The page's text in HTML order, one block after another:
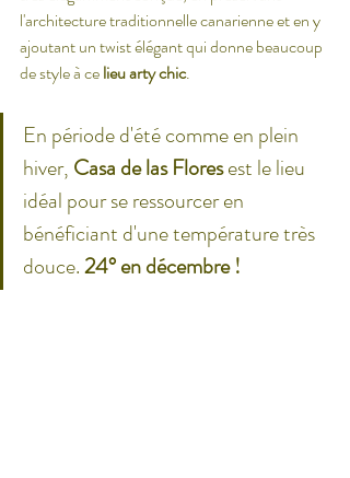
l'architecture traditionnelle canarienne et en y
ajoutant un twist élégant qui donne beaucoup
de style à ce lieu arty chic.
En période d'été comme en plein
hiver, Casa de las Flores est le lieu
idéal pour se ressourcer en
bénéficiant d'une température très
douce. 24° en décembre !